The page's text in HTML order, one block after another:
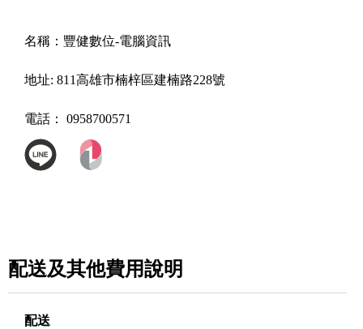
名稱： 豐健數位-電腦資訊
地址: 811高雄市楠梓區建楠路228號
電話： 0958700571
配送及其他費用說明
配送